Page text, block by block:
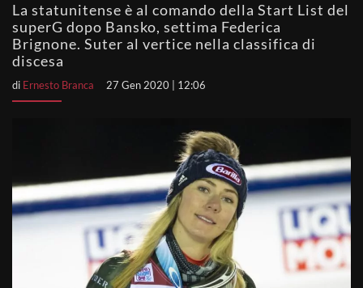
La statunitense è al comando della Start List del
superG dopo Bansko, settima Federica
Brignone. Suter al vertice nella classifica di
discesa
di Ernesto Branca 27 Gen 2020 | 12:06